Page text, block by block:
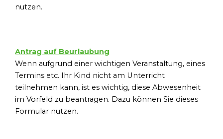
nutzen.
Antrag auf Beurlaubung
Wenn aufgrund einer wichtigen Veranstaltung, eines
Termins etc. Ihr Kind nicht am Unterricht
teilnehmen kann, ist es wichtig, diese Abwesenheit
im Vorfeld zu beantragen. Dazu können Sie dieses
Formular nutzen.